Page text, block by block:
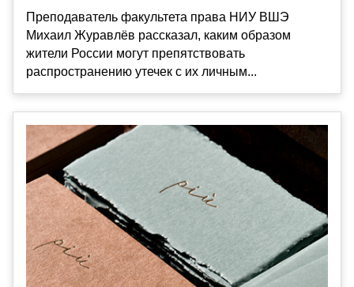
Преподаватель факультета права НИУ ВШЭ
Михаил Журавлёв рассказал, каким образом
жители России могут препятствовать
распространению утечек с их личным...